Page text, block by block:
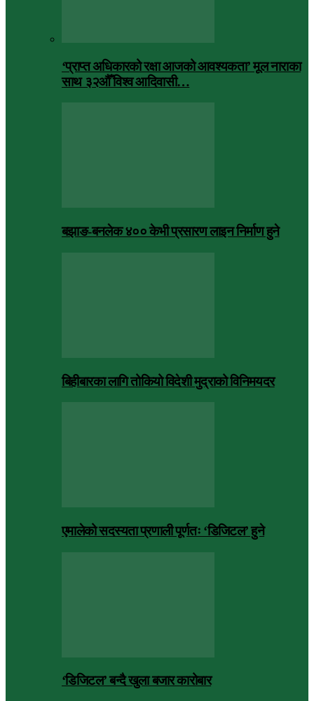
‘प्राप्त अधिकारको रक्षा आजको आवश्यकता’ मूल नाराका
साथ ३२औँ विश्व आदिवासी…
बझाङ-बनलेक ४०० केभी प्रसारण लाइन निर्माण हुने
बिहीबारका लागि तोकियो विदेशी मुद्राको विनिमयदर
एमालेको सदस्यता प्रणाली पूर्णतः ‘डिजिटल’ हुने
‘डिजिटल’ बन्दै खुला बजार कारोबार